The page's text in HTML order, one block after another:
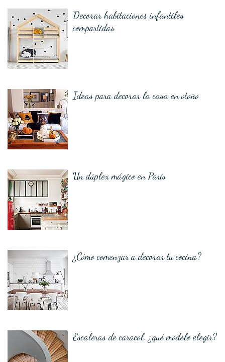
Decorar habitaciones infantiles
compartidas
Ideas para decorar la casa en otoño
Un dúplex mágico en París
¿Cómo comenzar a decorar tu cocina?
Escaleras de caracol, ¿qué modelo elegir?